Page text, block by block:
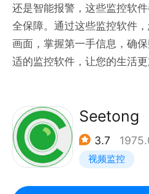
还是智能报警，这些监控软
全保障。通过这些监控软件
画面，掌握第一手信息，确
适的监控软件，让您的生活更
Seetong
3.7
视频监控